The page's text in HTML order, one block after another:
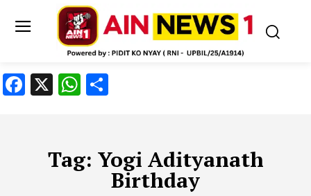
Facebook
X WhatsApp
Tag: Yogi Adityanath
Birthday